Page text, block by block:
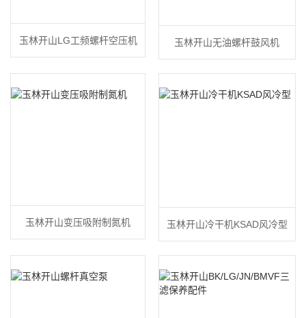
玉林开山LG工频螺杆空压机 玉林开山无油螺杆鼓风机
玉林开山变压吸附制氮机 玉林开山冷干机KSAD风冷型